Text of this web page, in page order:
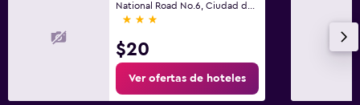
3 estrellas
$20
Ver ofertas de hoteles